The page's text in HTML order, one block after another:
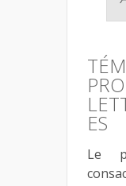
ES
Le